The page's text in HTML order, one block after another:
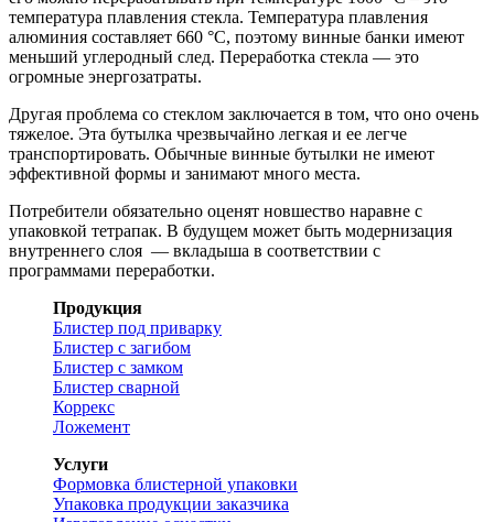
температура плавления стекла. Температура плавления
алюминия составляет 660 °C, поэтому винные банки имеют
меньший углеродный след. Переработка стекла — это
огромные энергозатраты.
Другая проблема со стеклом заключается в том, что оно очень
тяжелое. Эта бутылка чрезвычайно легкая и ее легче
транспортировать. Обычные винные бутылки не имеют
эффективной формы и занимают много места.
Потребители обязательно оценят новшество наравне с
упаковкой тетрапак. В будущем может быть модернизация
внутреннего слоя — вкладыша в соответствии с
программами переработки.
Продукция
Блистер под приварку
Блистер с загибом
Блистер с замком
Блистер сварной
Коррекс
Ложемент
Услуги
Формовка блистерной упаковки
Упаковка продукции заказчика